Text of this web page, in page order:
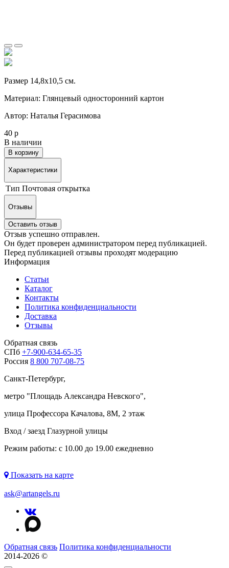
Размер 14,8х10,5 см.
Материал: Глянцевый односторонний картон
Автор: Наталья Герасимова
40 р
В наличии
В корзину
Характеристики
Тип Почтовая открытка
Отзывы
Оставить отзыв
Отзыв успешно отправлен.
Он будет проверен администратором перед публикацией.
Перед публикацией отзывы проходят модерацию
Информация
Статьи
Каталог
Контакты
Политика конфиденциальности
Доставка
Отзывы
Обратная связь
СПб +7-900-634-65-35
Россия 8 800 707-08-75
Санкт-Петербург,
метро "Площадь Александра Невского",
улица Профессора Качалова, 8М, 2 этаж
Вход / заезд Глазурной улицы
Режим работы: с 10.00 до 19.00 ежедневно
Показать на карте
ask@artangels.ru
Обратная связь Политика конфиденциальности
2014-2026 ©